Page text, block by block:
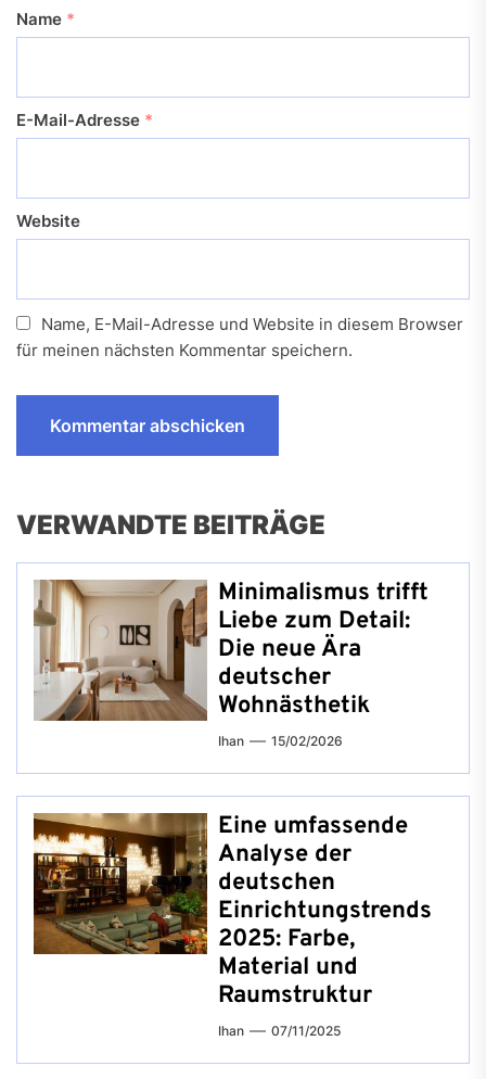
Name *
E-Mail-Adresse *
Website
Name, E-Mail-Adresse und Website in diesem Browser
für meinen nächsten Kommentar speichern.
VERWANDTE BEITRÄGE
Minimalismus trifft
Liebe zum Detail:
Die neue Ära
deutscher
Wohnästhetik
Ihan 15/02/2026
Eine umfassende
Analyse der
deutschen
Einrichtungstrends
2025: Farbe,
Material und
Raumstruktur
Ihan 07/11/2025